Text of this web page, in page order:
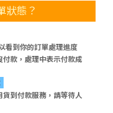
狀態？
看到你的訂單處理進度
付款，處理中表示付款成
到付款服務，請等待人